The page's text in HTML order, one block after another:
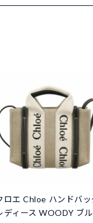
ロエ Chloe ハンドバッ
ディース WOODY ブ